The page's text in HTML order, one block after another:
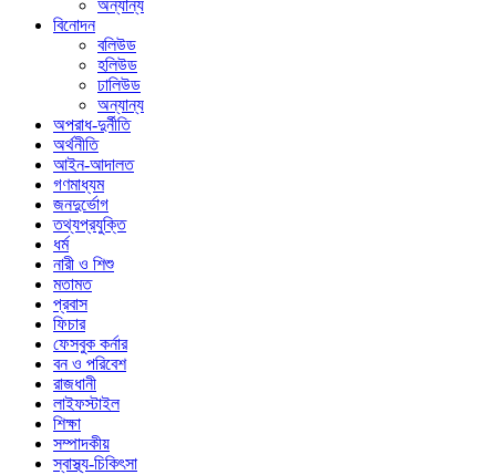
অন্যান্য
বিনোদন
বলিউড
হলিউড
ঢালিউড
অন্যান্য
অপরাধ-দুর্নীতি
অর্থনীতি
আইন-আদালত
গণমাধ্যম
জনদুর্ভোগ
তথ্যপ্রযুক্তি
ধর্ম
নারী ও শিশু
মতামত
প্রবাস
ফিচার
ফেসবুক কর্নার
বন ও পরিবেশ
রাজধানী
লাইফস্টাইল
শিক্ষা
সম্পাদকীয়
স্বাস্থ্য-চিকিৎসা